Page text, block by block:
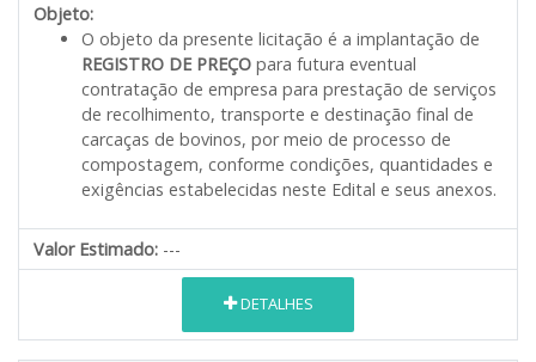
Objeto:
O objeto da presente licitação é a implantação de
REGISTRO DE PREÇO para futura eventual
contratação de empresa para prestação de serviços
de recolhimento, transporte e destinação final de
carcaças de bovinos, por meio de processo de
compostagem, conforme condições, quantidades e
exigências estabelecidas neste Edital e seus anexos.
Valor Estimado: ---
DETALHES